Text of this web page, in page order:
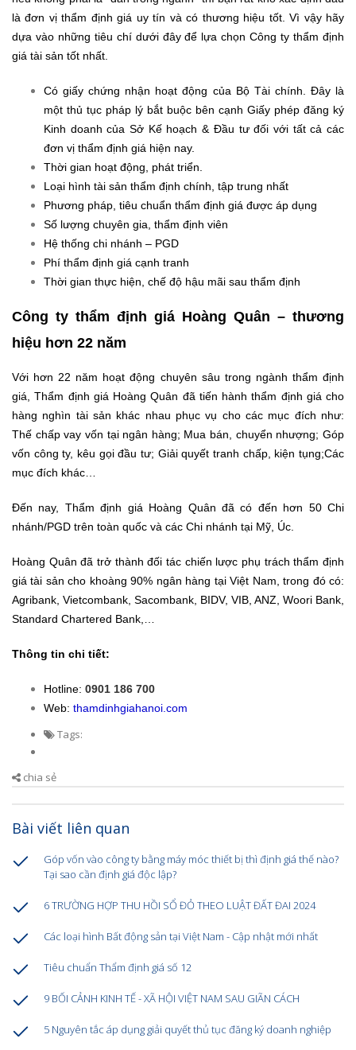
là đơn vị thẩm định giá uy tín và có thương hiệu tốt. Vì vậy hãy
dựa vào những tiêu chí dưới đây để lựa chọn Công ty thẩm định
giá tài sản tốt nhất.
Có giấy chứng nhận hoạt động của Bộ Tài chính. Đây là
một thủ tục pháp lý bắt buộc bên cạnh Giấy phép đăng ký
Kinh doanh của Sở Kế hoạch & Đầu tư đối với tất cả các
đơn vị thẩm định giá hiện nay.
Thời gian hoạt động, phát triển.
Loại hình tài sản thẩm định chính, tập trung nhất
Phương pháp, tiêu chuẩn thẩm định giá được áp dụng
Số lượng chuyên gia, thẩm định viên
Hệ thống chi nhánh – PGD
Phí thẩm định giá cạnh tranh
Thời gian thực hiện, chế độ hậu mãi sau thẩm định
Công ty thẩm định giá Hoàng Quân – thương
hiệu hơn 22 năm
Với hơn 22 năm hoạt động chuyên sâu trong ngành thẩm định
giá, Thẩm định giá Hoàng Quân đã tiến hành thẩm định giá cho
hàng nghìn tài sản khác nhau phục vụ cho các mục đích như:
Thế chấp vay vốn tại ngân hàng; Mua bán, chuyển nhượng; Góp
vốn công ty, kêu gọi đầu tư; Giải quyết tranh chấp, kiện tụng;Các
mục đích khác…
Đến nay, Thẩm định giá Hoàng Quân đã có đến hơn 50 Chi
nhánh/PGD trên toàn quốc và các Chi nhánh tại Mỹ, Úc.
Hoàng Quân đã trở thành đối tác chiến lược phụ trách thẩm định
giá tài sản cho khoàng 90% ngân hàng tại Việt Nam, trong đó có:
Agribank, Vietcombank, Sacombank, BIDV, VIB, ANZ, Woori Bank,
Standard Chartered Bank,…
Thông tin chi tiết:
Hotline: 0901 186 700
Web: thamdinhgiahanoi.com
Tags:
chia sẻ
Bài viết liên quan
Góp vốn vào công ty bằng máy móc thiết bị thì định giá thế nào?
Tại sao cần định giá độc lập?
6 TRƯỜNG HỢP THU HỒI SỔ ĐỎ THEO LUẬT ĐẤT ĐAI 2024
Các loại hình Bất động sản tại Việt Nam - Cập nhật mới nhất
Tiêu chuẩn Thẩm định giá số 12
9 BỐI CẢNH KINH TẾ - XÃ HỘI VIỆT NAM SAU GIÃN CÁCH
5 Nguyên tắc áp dụng giải quyết thủ tục đăng ký doanh nghiệp